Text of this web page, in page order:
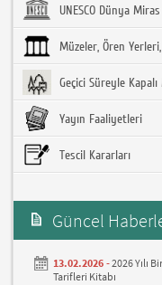
UNESCO Dünya
Müzeler, Ören
Geçici Süreyle
Yayın Faaliyetleri
Tescil Kararları
Güncel
13.02.2026 -2026 Yılı
Tarifleri Kitabı